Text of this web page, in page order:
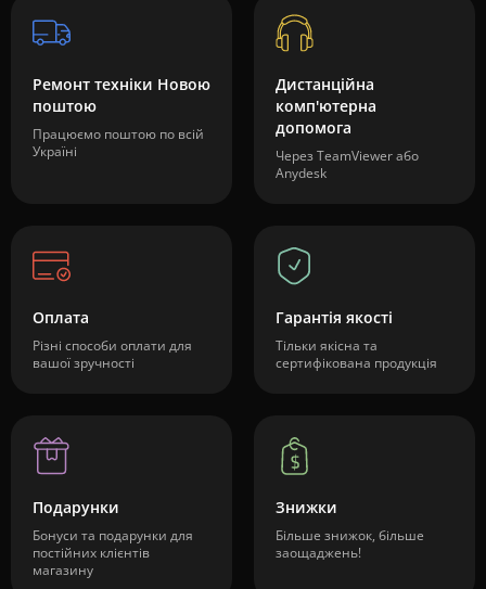
Ремонт техніки Новою
поштою
Працюємо поштою по всій
Україні
Дистанційна
комп'ютерна
допомога
Через TeamViewer або
Anydesk
Оплата
Різні способи оплати для
вашої зручності
Гарантія якості
Тільки якісна та
сертифікована продукція
Подарунки
Бонуси та подарунки для
постійних клієнтів
магазину
Знижки
Більше знижок, більше
заощаджень!